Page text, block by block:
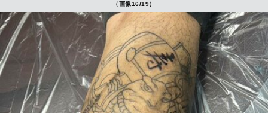
（画像16/19）